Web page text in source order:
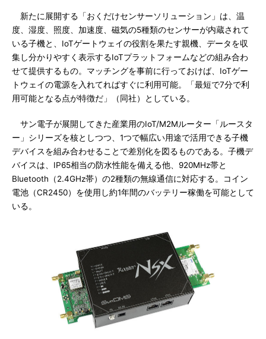
新たに展開する「おくだけセンサーソリューション」は、温
度、湿度、照度、加速度、磁気の5種類のセンサーが内蔵されて
いる子機と、IoTゲートウェイの役割を果たす親機、データを収
集し分かりやすく表示するIoTプラットフォームなどの組み合わ
せて提供するもの。マッチングを事前に行っておけば、IoTゲー
トウェイの電源を入れてればすぐに利用可能。「最短で7分で利
用可能となる点が特徴だ」（同社）としている。
サン電子が展開してきた産業用のIoT/M2Mルーター「ルースタ
ー」シリーズを核としつつ、1つで幅広い用途で活用できる子機
デバイスを組み合わせることで差別化を図るものである。子機デ
バイスは、IP65相当の防水性能を備える他、920MHz帯と
Bluetooth（2.4GHz帯）の2種類の無線通信に対応する。コイン
電池（CR2450）を使用し約1年間のバッテリー稼働を可能として
いる。